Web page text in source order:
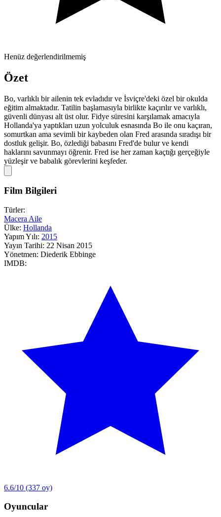
Henüz değerlendirilmemiş
Özet
Bo, varlıklı bir ailenin tek evladıdır ve İsviçre'deki özel bir okulda
eğitim almaktadır. Tatilin başlamasıyla birlikte kaçırılır ve varlıklı,
güvenli dünyası alt üst olur. Fidye süresini karşılamak amacıyla
Hollanda'ya yaptıkları uzun yolculuk esnasında Bo ile onu kaçıran,
somurtkan ama sevimli bir kaybeden olan Fred arasında sıradışı bir
dostluk gelişir. Bo, özlediği babasını Fred'de bulur ve kendi
haklarını savunmayı öğrenir. Fred ise her zaman kaçtığı gerçeğiyle
yüzleşir ve babalık görevlerini keşfeder.
Film Bilgileri
Türler:
Macera Aile
Ülke: Hollanda
Yapım Yılı: 2015
Yayın Tarihi: 22 Nisan 2015
Yönetmen: Diederik Ebbinge
IMDB:
6.6/10 (337 oy)
Oyuncular